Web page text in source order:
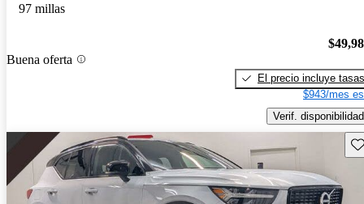
97 millas
Buena oferta
El precio incluye tasas
$943/mes
Verif. disponibilidad